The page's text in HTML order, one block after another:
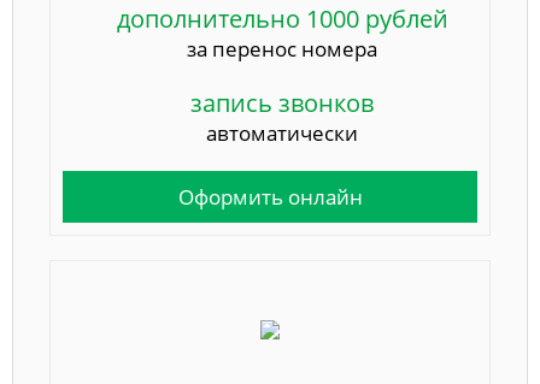
дополнительно 1000 рублей
за перенос номера
запись звонков
автоматически
Оформить онлайн